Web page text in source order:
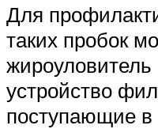
Для
таких пробок
устройство
поступающие